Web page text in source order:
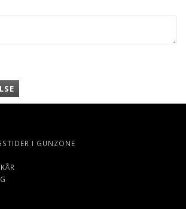
I GUNZONE